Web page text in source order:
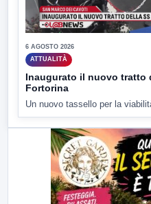
6 AGOSTO 2026
ATTUALITÀ
Inaugurato il nuovo tratto
Fortorina
Un nuovo tassello per la